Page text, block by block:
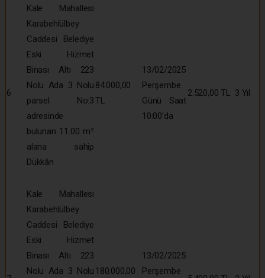
6
Kale Mahallesi
Karabehlülbey
Caddesi Belediye
Eski Hizmet
Binası Altı 223
Nolu Ada 3 Nolu
parsel No:3
adresinde
bulunan 11.00 m²
alana sahip
Dükkân
84.000,00
TL
13/02/2025
Perşembe
Günü Saat
10:00’da
2.520,00 TL 3 Yıl
Kale Mahallesi
Karabehlülbey
Caddesi Belediye
Eski Hizmet
Binası Altı 223
Nolu Ada 3 Nolu 180.000,00
13/02/2025
Perşembe